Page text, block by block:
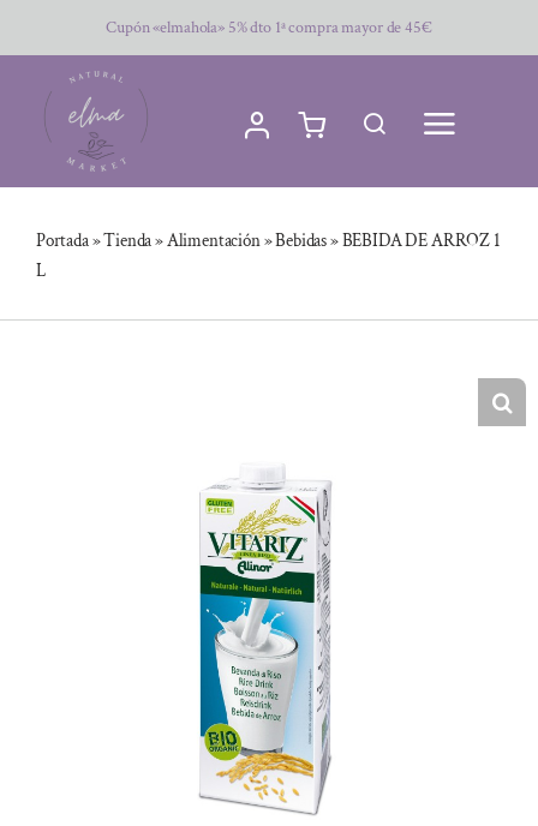
al
contenido
Cupón «elmahola» 5% dto 1ª compra mayor de 45€
Portada»Tienda»Alimentación»Bebidas»BEBIDA DE ARROZ 1
L